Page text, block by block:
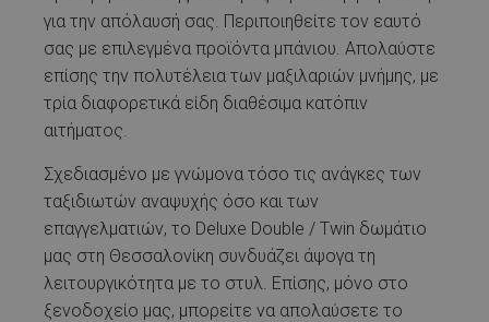
για την απόλαυσή σας. Περιποιηθείτε τον εαυτό
σας με επιλεγμένα προϊόντα μπάνιου. Απολαύστε
επίσης την πολυτέλεια των μαξιλαριών μνήμης, με
τρία διαφορετικά είδη διαθέσιμα κατόπιν
αιτήματος.
Σχεδιασμένο με γνώμονα τόσο τις ανάγκες των
ταξιδιωτών αναψυχής όσο και των
επαγγελματιών, το Deluxe Double / Twin δωμάτιο
μας στη Θεσσαλονίκη συνδυάζει άψογα τη
λειτουργικότητα με το στυλ. Επίσης, μόνο στο
ξενοδοχείο μας, μπορείτε να απολαύσετε το